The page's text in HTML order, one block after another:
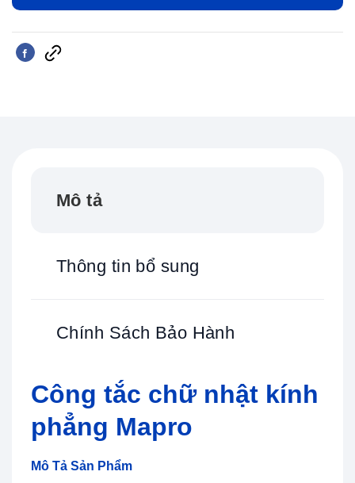
Mô tả
Thông tin bổ sung
Chính Sách Bảo Hành
Công tắc chữ nhật kính
phẳng Mapro
Mô Tả Sản Phẩm